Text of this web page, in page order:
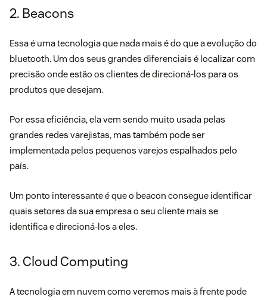
2. Beacons
Essa é uma tecnologia que nada mais é do que a evolução do
bluetooth. Um dos seus grandes diferenciais é localizar com
precisão onde estão os clientes de direcioná-los para os
produtos que desejam.
Por essa eficiência, ela vem sendo muito usada pelas
grandes redes varejistas, mas também pode ser
implementada pelos pequenos varejos espalhados pelo
país.
Um ponto interessante é que o beacon consegue identificar
quais setores da sua empresa o seu cliente mais se
identifica e direcioná-los a eles.
3. Cloud Computing
A tecnologia em nuvem como veremos mais à frente pode